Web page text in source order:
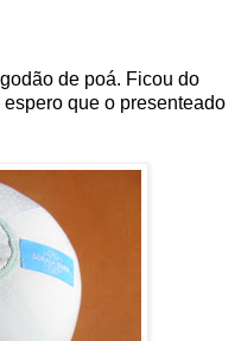
de poá. Ficou do
que o presenteado